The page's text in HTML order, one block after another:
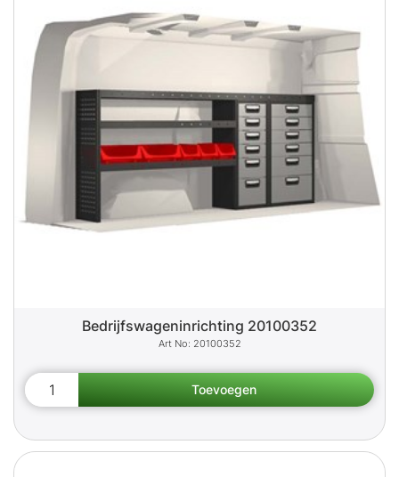
Bedrijfswageninrichting 20100352
20100352